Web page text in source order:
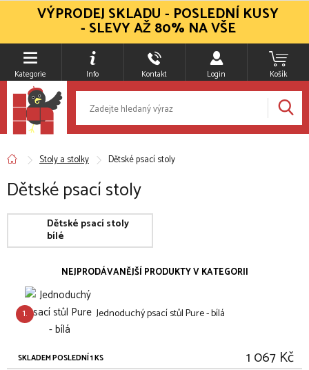
Kategorie Info Kontakt Login Košík
Stoly a stolky Dětské psací stoly
Dětské psací stoly
Dětské psací stoly
bílé
NEJPRODÁVANĚJŠÍ PRODUKTY V KATEGORII
1. Jednoduchý psací stůl Pure - bílá
SKLADEM POSLEDNÍ 1 KS 1 067 Kč
VÝPRODEJ SKLADU - POSLEDNÍ KUSY
- SLEVY AŽ 80% NA VŠE